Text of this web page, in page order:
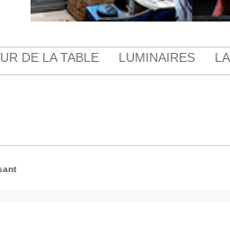
DE LA TABLE LUMINAIRES